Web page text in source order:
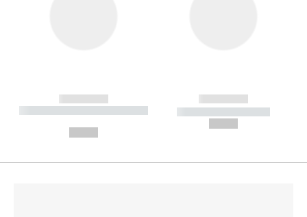
------------
----------- ----------- --------
------------
----------- -----------